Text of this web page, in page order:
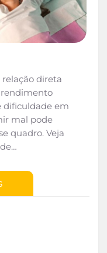
direta
dificuldade em
mal pode
quadro. Veja